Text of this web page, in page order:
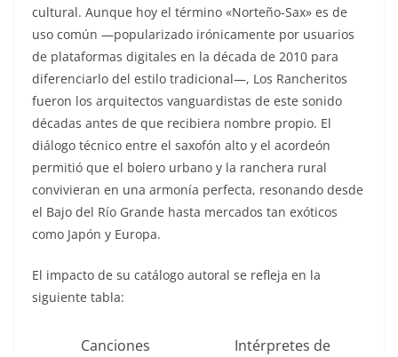
cultural. Aunque hoy el término «Norteño-Sax» es de
uso común —popularizado irónicamente por usuarios
de plataformas digitales en la década de 2010 para
diferenciarlo del estilo tradicional—, Los Rancheritos
fueron los arquitectos vanguardistas de este sonido
décadas antes de que recibiera nombre propio. El
diálogo técnico entre el saxofón alto y el acordeón
permitió que el bolero urbano y la ranchera rural
convivieran en una armonía perfecta, resonando desde
el Bajo del Río Grande hasta mercados tan exóticos
como Japón y Europa.
El impacto de su catálogo autoral se refleja en la
siguiente tabla:
Canciones
Intérpretes de